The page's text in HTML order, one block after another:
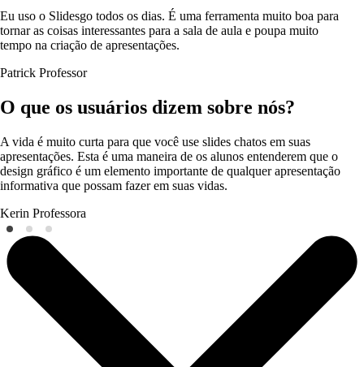
Eu uso o Slidesgo todos os dias. É uma ferramenta muito boa para
tornar as coisas interessantes para a sala de aula e poupa muito
tempo na criação de apresentações.
Patrick Professor
O que os usuários dizem sobre nós?
A vida é muito curta para que você use slides chatos em suas
apresentações. Esta é uma maneira de os alunos entenderem que o
design gráfico é um elemento importante de qualquer apresentação
informativa que possam fazer em suas vidas.
Kerin Professora